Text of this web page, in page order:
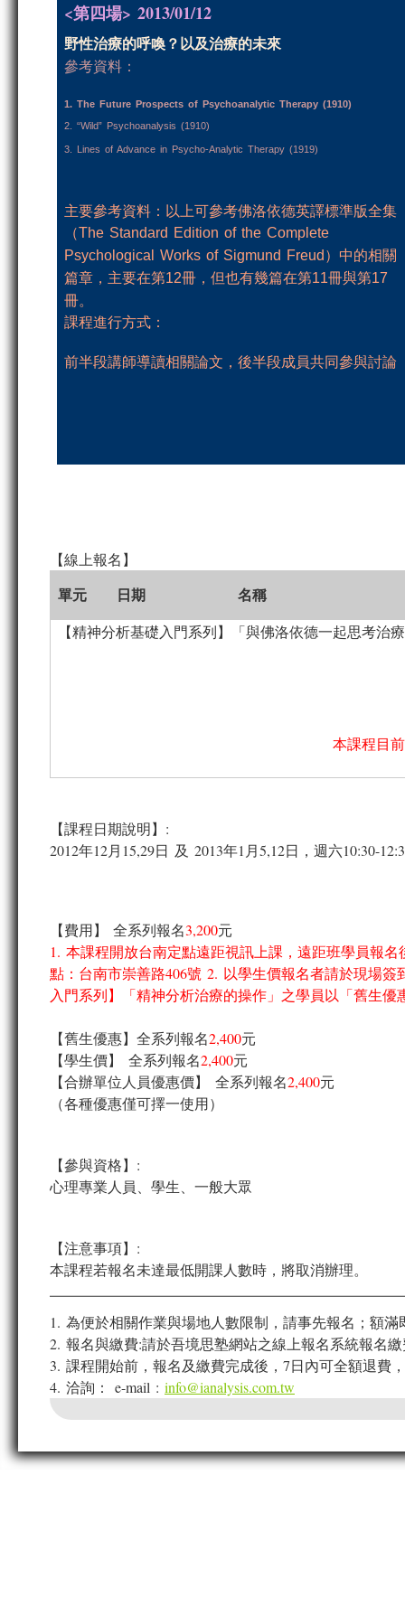
<第四場> 2013/01/12
野性治療的呼喚？以及治療的未來
參考資料 ：
1. The Future Prospects of Psychoanalytic Therapy (1910)
2. “Wild” Psychoanalysis (1910)
3. Lines of Advance in Psycho-Analytic Therapy (1919)
主要參考資料：以上可參考佛洛依德英譯標準版全集
（The Standard Edition of the Complete
Psychological Works of Sigmund Freud ）中的相關
篇章，主要在第12冊，但也有幾篇在第11冊與第17
冊。
課程進行方式：
前半段講師導讀相關論文， 後半段成員共同參與討論
【線上報名】
單元 日期 名稱
【精神分析基礎入門系列】「與佛洛依德一起思考治
本課程目
【課程日期說明】:
2012年12月15,29日 及 2013年1月5,12日，週六10:30-
【費用】 全系列報名3,200元
1. 本課程開放台南定點遠距視訊上課，遠距班學員報名
點：台南市崇善路406號 2. 以學生價報名者請於現場
入門系列】「精神分析治療的操作」之學員以「舊生優
【舊生優惠】全系列報名2,400元
【學生價】 全系列報名2,400元
【合辦單位人員優惠價】 全系列報名2,400元
（各種優惠僅可擇一使用）
【參與資格】:
心理專業人員、學生、一般大眾
【注意事項】:
本課程若報名未達最低開課人數時，將取消辦理。
1. 為便於相關作業與場地人數限制，請事先報名；額滿
2. 報名與繳費:請於吾境思塾網站之線上報名系統報名
3. 課程開始前，報名及繳費完成後，7日內可全額退費
4. 洽詢：
e-mail : info@ianalysis.com.tw